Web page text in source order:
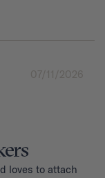
07/11/2026
loves to attach